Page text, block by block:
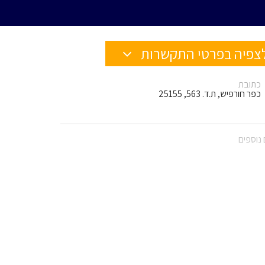
בפרטי התקשרות
כתובת
כפר חורפיש, ת.ד. 563, 25155